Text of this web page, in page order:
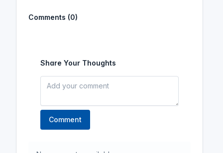
। আরিফ আজাদ । এবার ভিন্ন কিছু হোক
Shobdo Kolpo
Comments (0)
Share Your Thoughts
Comment